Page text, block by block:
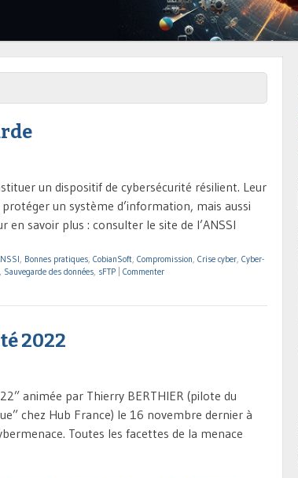
un dispositif de cybersécurité résilient. Leur
un système d’information, mais aussi
savoir plus : consulter le site de l’ANSSI
, Bonnes pratiques, CobianSoft, Compromission, Crise cyber, Cyber-
, Sauvegarde des données, sFTP Commenter
2022
animée par Thierry BERTHIER (pilote du
chez Hub France) le 16 novembre dernier à
Toutes les facettes de la menace